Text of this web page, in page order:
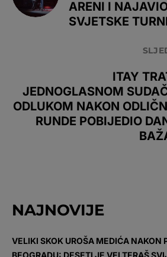
ARENI I
SVJETSKE
ITAY
JEDNOGLASNOM
ODLUKOM NAKON
RUNDE POBIJEDIO
NAJNOVIJE
VELIKI SKOK UROŠA MEDIĆA NAKON
BEOGRADU: DESETI JE VELTERAŠ